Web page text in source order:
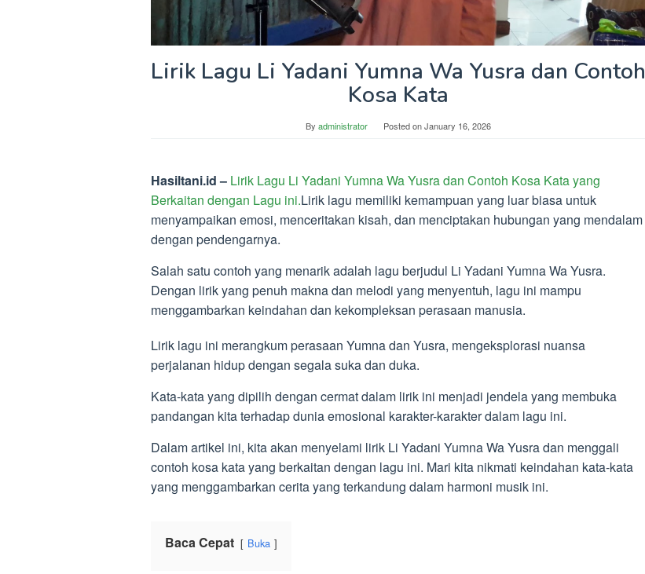
Lirik Lagu Li Yadani Yumna Wa Yusra dan Contoh
Kosa Kata
By administrator Posted onJanuary 16, 2026
Hasiltani.id – Lirik Lagu Li Yadani Yumna Wa Yusra dan Contoh Kosa Kata yang
Berkaitan dengan Lagu ini.Lirik lagu memiliki kemampuan yang luar biasa untuk
menyampaikan emosi, menceritakan kisah, dan menciptakan hubungan yang mendalam
dengan pendengarnya.
Salah satu contoh yang menarik adalah lagu berjudul Li Yadani Yumna Wa Yusra.
Dengan lirik yang penuh makna dan melodi yang menyentuh, lagu ini mampu
menggambarkan keindahan dan kekompleksan perasaan manusia.
Lirik lagu ini merangkum perasaan Yumna dan Yusra, mengeksplorasi nuansa
perjalanan hidup dengan segala suka dan duka.
Kata-kata yang dipilih dengan cermat dalam lirik ini menjadi jendela yang membuka
pandangan kita terhadap dunia emosional karakter-karakter dalam lagu ini.
Dalam artikel ini, kita akan menyelami lirik Li Yadani Yumna Wa Yusra dan menggali
contoh kosa kata yang berkaitan dengan lagu ini. Mari kita nikmati keindahan kata-kata
yang menggambarkan cerita yang terkandung dalam harmoni musik ini.
Baca Cepat Buka